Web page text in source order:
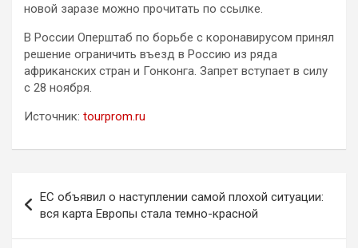
новой заразе можно прочитать по ссылке.
В России Оперштаб по борьбе с коронавирусом принял
решение ограничить въезд в Россию из ряда
африканских стран и Гонконга. Запрет вступает в силу
с 28 ноября.
Источник: tourprom.ru
по
записям
ЕС объявил о наступлении самой плохой ситуации:
вся карта Европы стала темно-красной